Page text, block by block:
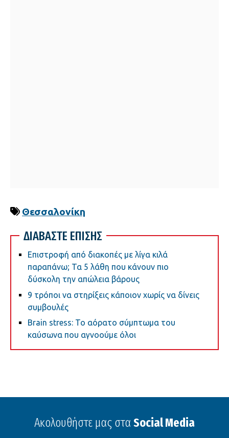
Θεσσαλονίκη
ΔΙΑΒΑΣΤΕ ΕΠΙΣΗΣ
Επιστροφή από διακοπές με λίγα κιλά
παραπάνω; Τα 5 λάθη που κάνουν πιο
δύσκολη την απώλεια βάρους
9 τρόποι να στηρίξεις κάποιον χωρίς να δίνεις
συμβουλές
Brain stress: Το αόρατο σύμπτωμα του
καύσωνα που αγνοούμε όλοι
Ακολουθήστε μας στα Social Media